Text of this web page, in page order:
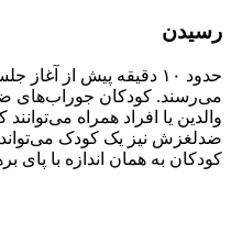
رسیدن
حدود ۱۰ دقیقه پیش از
می‌رسند. کودکان جوراب‌های
والدین یا افراد همراه
ضدلغزش نیز یک کودک
کودکان به همان اندازه با پای